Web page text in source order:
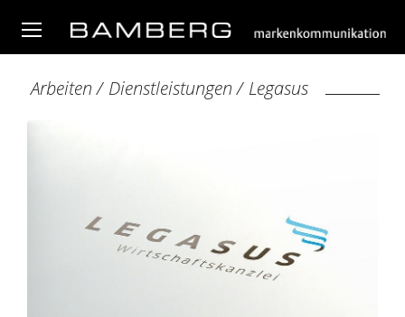
Arbeiten/ Dienstleistungen/ Legasus